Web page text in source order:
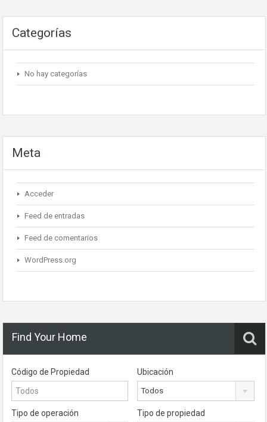
Categorías
No hay categorías
Meta
Acceder
Feed de entradas
Feed de comentarios
WordPress.org
Find Your Home
Código de Propiedad Ubicación
Todos
Tipo de operación Tipo de propiedad